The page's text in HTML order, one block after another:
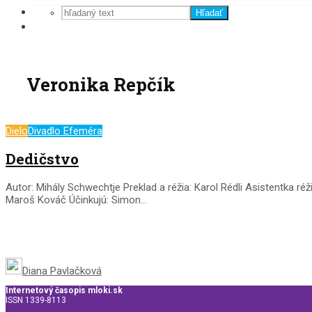
Hľadať
Veronika Repčík
DieloDivadlo Efeméra
Dedičstvo
Autor: Mihály Schwechtje Preklad a réžia: Karol Rédli Asistentka
Maroš Kováč Účinkujú: Simon...
Diana Pavlačková
Internetový časopis mloki.sk
ISSN 1339-8113